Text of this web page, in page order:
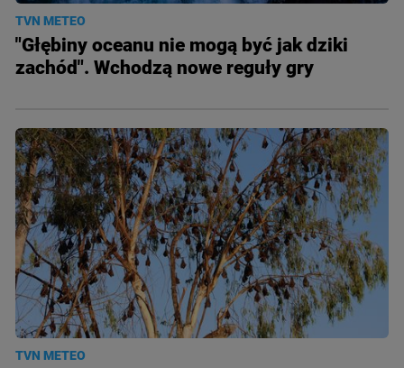
TVN METEO
"Głębiny oceanu nie mogą być jak dziki
zachód". Wchodzą nowe reguły gry
TVN METEO